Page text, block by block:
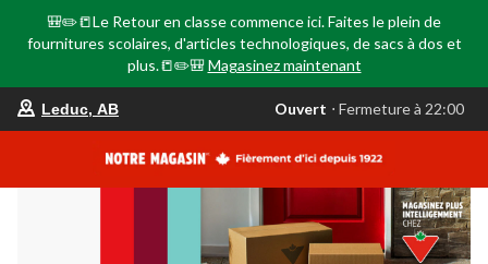
🎒✏️📒Le Retour en classe commence ici. Faites le plein de
fournitures scolaires, d'articles technologiques, de sacs à dos et
plus.📒✏️🎒 Magasinez maintenant
votre
est
AB,
Ouvert,
Fermeture
Leduc, AB Ouvert ⋅ Fermeture à 22:00